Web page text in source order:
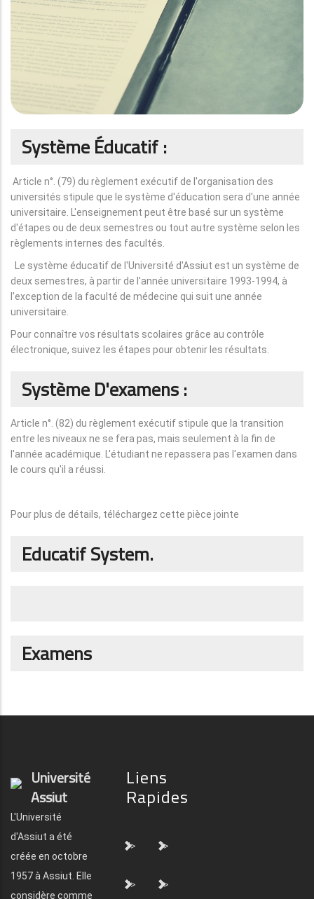
Système Éducatif :
Article n°. (79) du règlement exécutif de l'organisation des
universités stipule que le système d'éducation sera d'une année
universitaire. L'enseignement peut être basé sur un système
d'étapes ou de deux semestres ou tout autre système selon les
règlements internes des facultés.
Le système éducatif de l'Université d'Assiut est un système de
deux semestres, à partir de l'année universitaire 1993-1994, à
l'exception de la faculté de médecine qui suit une année
universitaire.
Pour connaître vos résultats scolaires grâce au contrôle
électronique, suivez les étapes pour obtenir les résultats.
Système D'examens :
Article n°. (82) du règlement exécutif stipule que la transition
entre les niveaux ne se fera pas, mais seulement à la fin de
l'année académique. L'étudiant ne repassera pas l'examen dans
le cours qu'il a réussi.
Pour plus de détails, téléchargez cette pièce jointe
Educatif System.
Examens
Université
Assiut
L'Université
d'Assiut a été
créée en octobre
1957 à Assiut. Elle
considère comme
Liens
Rapides
"> ">
"> ">